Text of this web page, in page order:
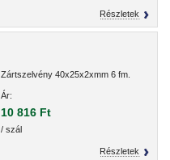
Részletek
Zártszelvény 40x25x2xmm 6 fm.
Ár:
10 816 Ft
/ szál
Részletek